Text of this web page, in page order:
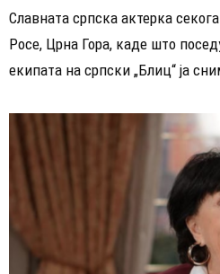
Славната српска актерка
Росе, Црна Гора, каде што
екипата на српски „Блиц“ ја